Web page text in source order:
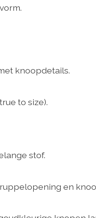
knoopdetails.
to size).
stof.
en